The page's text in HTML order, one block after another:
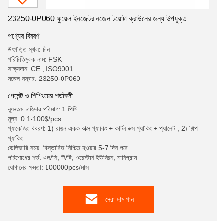
23250-0P060 ফুয়েল ইনজেক্টর নজেল টয়োটা ক্রাউনের জন্য উপযুক্ত
পণ্যের বিবরণ
উৎপত্তি স্থল: চীন
পরিচিতিমুলক নাম: FSK
সাক্ষ্যদান: CE , ISO9001
মডেল নম্বার: 23250-0P060
পেমেন্ট ও শিপিংয়ের শর্তাবলী
ন্যূনতম চাহিদার পরিমাণ: 1 পিসি
মূল্য: 0.1-100$/pcs
প্যাকেজিং বিবরণ: 1) রঙিন একক বাক্স প্যাকিং + কার্টন বক্স প্যাকিং + প্যালেট , 2) শিল্প
প্যাকিং
ডেলিভারি সময়: বিস্তারিত নিশ্চিত হওয়ার 5-7 দিন পরে
পরিশোধের শর্ত: এল/সি, টি/টি, ওয়েস্টার্ন ইউনিয়ন, মানিগ্রাম
যোগানের ক্ষমতা: 100000pcs/মাস
সেরা দাম পান